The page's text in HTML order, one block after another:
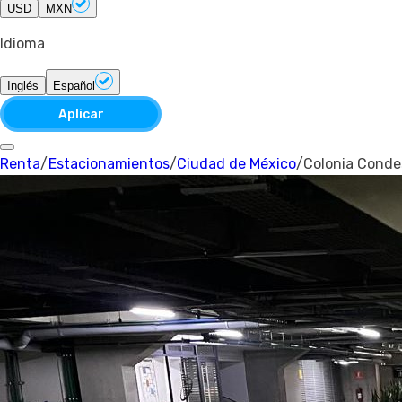
USD MXN
Idioma
Inglés Español
Aplicar
Renta/Estacionamientos/Ciudad de México/Colonia